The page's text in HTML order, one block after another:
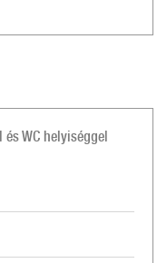
WC helyiséggel